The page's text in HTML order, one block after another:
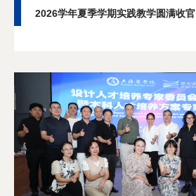
2026学年夏季学期实践教学圆满收官
分享